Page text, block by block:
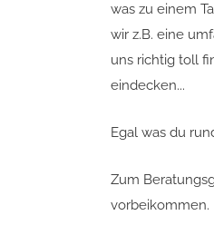
was zu einem
wir z.B. eine
uns richtig toll
eindecken...
Egal was du
Zum
vorbeikommen.